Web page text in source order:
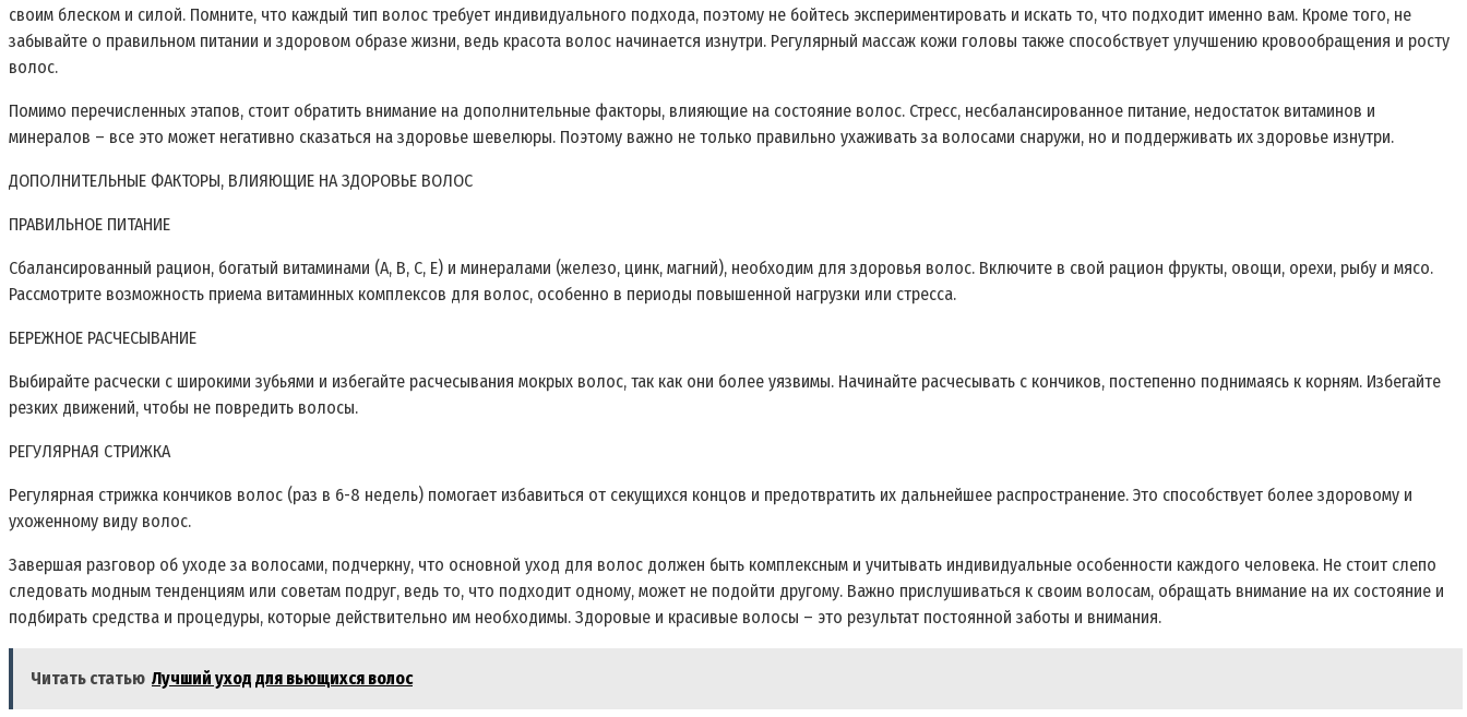
своим блеском и силой. Помните, что каждый тип волос требует индивидуального подхода, поэтому не бойтесь экспериментировать и искать то, что подходит именно вам. Кроме того, не
забывайте о правильном питании и здоровом образе жизни, ведь красота волос начинается изнутри. Регулярный массаж кожи головы также способствует улучшению кровообращения и росту
волос.
Помимо перечисленных этапов, стоит обратить внимание на дополнительные факторы, влияющие на состояние волос. Стресс, несбалансированное питание, недостаток витаминов и
минералов – все это может негативно сказаться на здоровье шевелюры. Поэтому важно не только правильно ухаживать за волосами снаружи, но и поддерживать их здоровье изнутри.
ДОПОЛНИТЕЛЬНЫЕ ФАКТОРЫ, ВЛИЯЮЩИЕ НА ЗДОРОВЬЕ ВОЛОС
ПРАВИЛЬНОЕ ПИТАНИЕ
Сбалансированный рацион, богатый витаминами (A, B, C, E) и минералами (железо, цинк, магний), необходим для здоровья волос. Включите в свой рацион фрукты, овощи, орехи, рыбу и мясо.
Рассмотрите возможность приема витаминных комплексов для волос, особенно в периоды повышенной нагрузки или стресса.
БЕРЕЖНОЕ РАСЧЕСЫВАНИЕ
Выбирайте расчески с широкими зубьями и избегайте расчесывания мокрых волос, так как они более уязвимы. Начинайте расчесывать с кончиков, постепенно поднимаясь к корням. Избегайте
резких движений, чтобы не повредить волосы.
РЕГУЛЯРНАЯ СТРИЖКА
Регулярная стрижка кончиков волос (раз в 6-8 недель) помогает избавиться от секущихся концов и предотвратить их дальнейшее распространение. Это способствует более здоровому и
ухоженному виду волос.
Завершая разговор об уходе за волосами, подчеркну, что основной уход для волос должен быть комплексным и учитывать индивидуальные особенности каждого человека. Не стоит слепо
следовать модным тенденциям или советам подруг, ведь то, что подходит одному, может не подойти другому. Важно прислушиваться к своим волосам, обращать внимание на их состояние и
подбирать средства и процедуры, которые действительно им необходимы. Здоровые и красивые волосы – это результат постоянной заботы и внимания.
Читать статью Лучший уход для вьющихся волос